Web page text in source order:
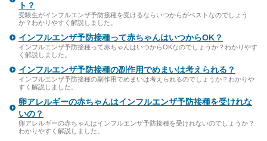
ト？
受験生がインフルエンザ予防接種を受けるならいつからがベストなのでしょう
か？わかりやすく解説しました。
インフルエンザ予防接種って赤ちゃんはいつからOK？
インフルエンザ予防接種って赤ちゃんはいつからOKなのでしょうか？わかりやす
く解説しました。
インフルエンザ予防接種の副作用でめまいは考えられる？
インフルエンザ予防接種の副作用でめまいは考えられるのでしょうか？わかりや
すく解説しました。
卵アレルギーの赤ちゃんはインフルエンザ予防接種を受けれな
いの？
卵アレルギーの赤ちゃんはインフルエンザ予防接種を受けれないのでしょうか？
わかりやすく解説しました。